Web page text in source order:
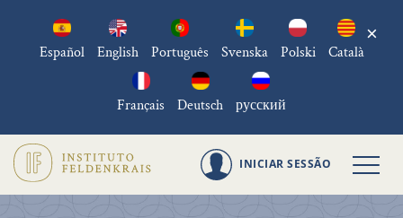
Español English Português Svenska Polski Català
Français Deutsch русский
×
INICIAR SESSÃO